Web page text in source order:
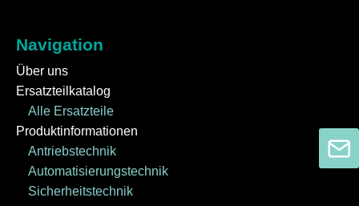
Navigation
Über uns
Ersatzteilkatalog
Alle Ersatzteile
Produktinformationen
Antriebstechnik
Automatisierungstechnik
Sicherheitstechnik